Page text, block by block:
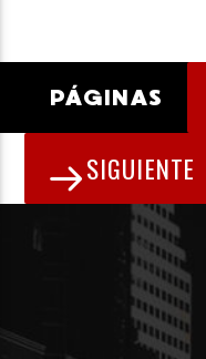
PÁGINAS
SIGUIENTE